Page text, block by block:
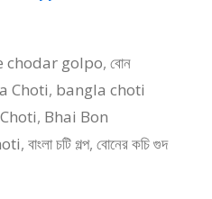
chodar golpo,বোন
Choti, bangla choti
, Bhai Bon
, বাংলা চটি গল্প, বোনের কচি গুদ